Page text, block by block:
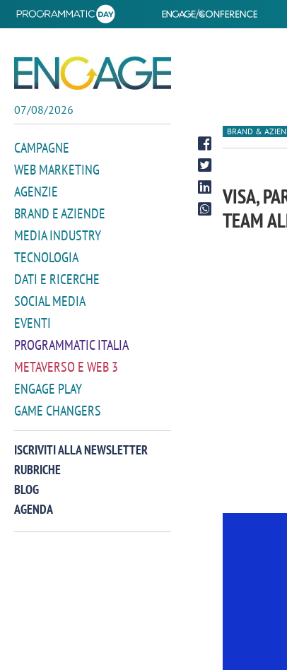
07/08/2026
CAMPAGNE
WEB MARKETING
AGENZIE
BRAND E AZIENDE
MEDIA INDUSTRY
TECNOLOGIA
DATI E RICERCHE
SOCIAL MEDIA
EVENTI
PROGRAMMATIC ITALIA
METAVERSO E WEB 3
ENGAGE PLAY
GAME CHANGERS
ISCRIVITI ALLA NEWSLETTER
RUBRICHE
BLOG
AGENDA
BRAND &
VISA,
TEAM